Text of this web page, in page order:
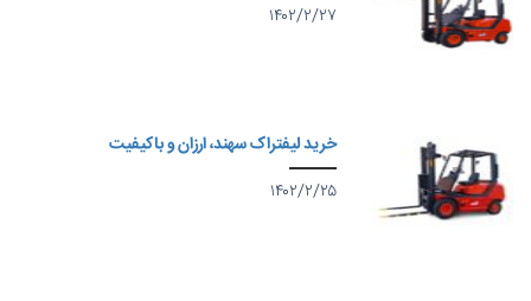
۱۴۰۲/۲/۲۷
خرید لیفتراک سهند، ارزان و باکیفیت
۱۴۰۲/۲/۲۵